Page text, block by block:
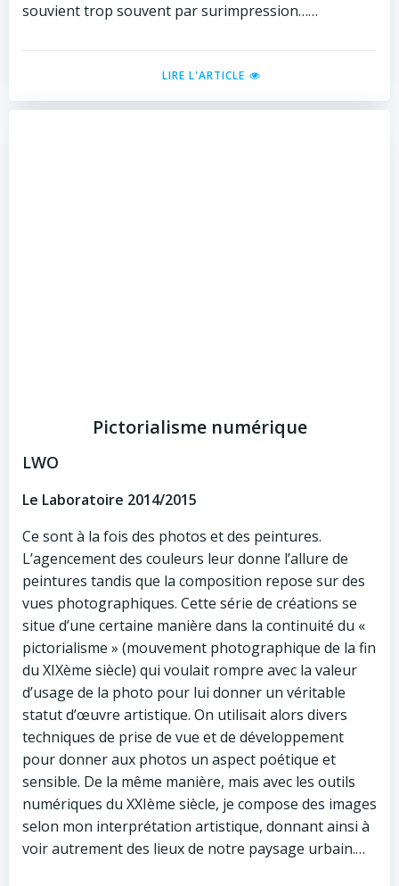
souvient trop souvent par surimpression……
LIRE L'ARTICLE
Pictorialisme numérique
LWO
Le Laboratoire 2014/2015
Ce sont à la fois des photos et des peintures.
L’agencement des couleurs leur donne l’allure de
peintures tandis que la composition repose sur des
vues photographiques. Cette série de créations se
situe d’une certaine manière dans la continuité du «
pictorialisme » (mouvement photographique de la fin
du XIXème siècle) qui voulait rompre avec la valeur
d’usage de la photo pour lui donner un véritable
statut d’œuvre artistique. On utilisait alors divers
techniques de prise de vue et de développement
pour donner aux photos un aspect poétique et
sensible. De la même manière, mais avec les outils
numériques du XXIème siècle, je compose des images
selon mon interprétation artistique, donnant ainsi à
voir autrement des lieux de notre paysage urbain.…